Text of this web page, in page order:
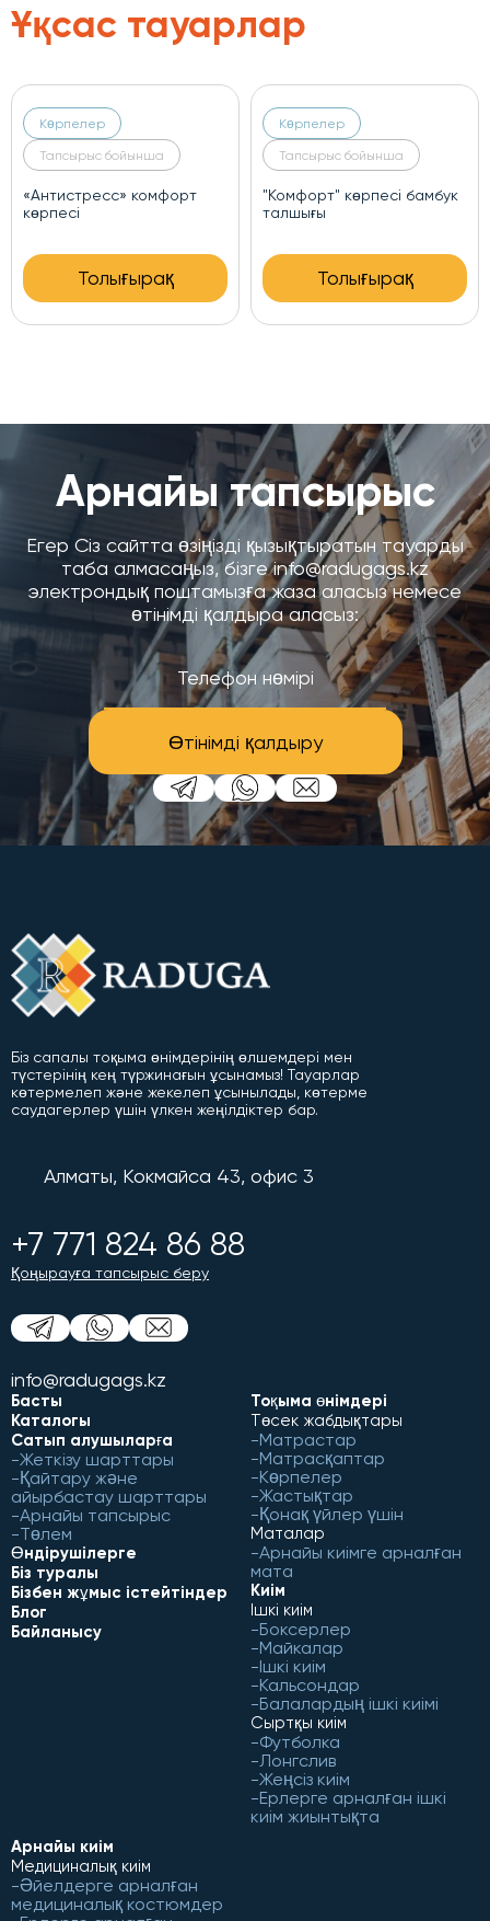
Ұқсас тауарлар
Көрпелер
Тапсырыс бойынша
Қысқы табиғи көрпе Қой
жүні
Толығырақ
Көрпелер
Тапсырыс бойынша
Барлық маусымдық
«Премиум» меринос-сатин
Толығырақ
Арнайы тапсырыс
Егер Сіз сайтта өзіңізді қызықтыратын тауарды
таба алмасаңыз, бізге info@radugags.kz
электрондық поштамызға жаза аласыз немесе
өтінімді қалдыра аласыз:
Өтінімді қалдыру
Біз сапалы тоқыма өнімдерінің өлшемдері мен
түстерінің кең түржинағын ұсынамыз! Тауарлар
көтермелеп және жекелеп ұсынылады, көтерме
саудагерлер үшін үлкен жеңілдіктер бар.
Алматы, Кокмайса 43, офис 3
+7 771 824 86 88
Қоңырауға тапсырыс беру
info@radugags.kz
Басты
Каталогы
Сатып алушыларға
Жеткізу шарттары
Қайтару және
айырбастау шарттары
Арнайы тапсырыс
Төлем
Өндірушілерге
Біз туралы
Бізбен жұмыс істейтіндер
Блог
Байланысу
Тоқыма өнімдері
Төсек жабдықтары
Матрастар
Матрасқаптар
Көрпелер
Жастықтар
Қонақ үйлер үшін
Маталар
Арнайы киімге арналған
мата
Киім
Ішкі киім
Боксерлер
Майкалар
Ішкі киім
Кальсондар
Балалардың ішкі киімі
Сыртқы киім
Футболка
Лонгслив
Жеңсіз киім
Ерлерге арналған ішкі
киім жиынтықта
Арнайы киім
Медициналық киім
Әйелдерге арналған
медициналық костюмдер